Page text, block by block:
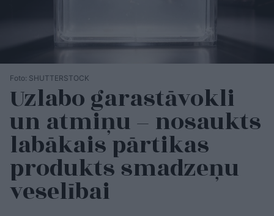
Foto: SHUTTERSTOCK
Uzlabo garastāvokli
un atmiņu – nosaukts
labākais pārtikas
produkts smadzeņu
veselībai